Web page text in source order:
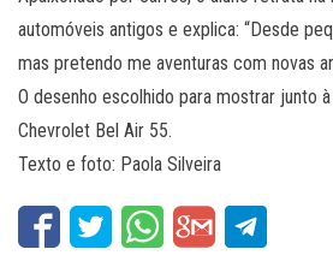
automóveis antigos e explica: “Desde
mas pretendo me aventuras com novas
O desenho escolhido para mostrar junto
Chevrolet Bel Air 55.
Texto e foto: Paola Silveira